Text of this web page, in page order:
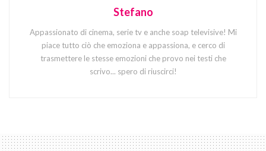
Stefano
Appassionato di cinema, serie tv e anche soap televisive! Mi
piace tutto ciò che emoziona e appassiona, e cerco di
trasmettere le stesse emozioni che provo nei testi che
scrivo... spero di riuscirci!